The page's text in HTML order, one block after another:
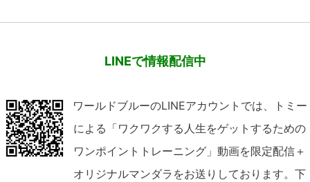
LINEで情報配信中
ワールドブルーのLINEアカウントでは、トミー
による「ワクワクする人生をゲットするための
ワンポイントトレーニング」動画を限定配信＋
オリジナルマンダラをお送りしております。下